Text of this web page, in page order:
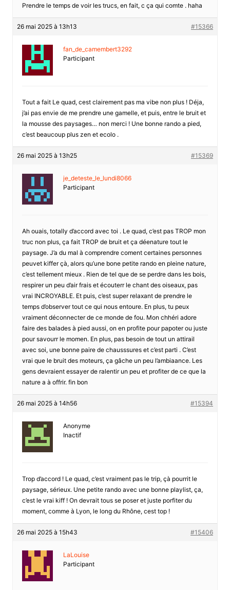
Prendre le temps de voir les trucs, en fait, c ça qui comte . haha
26 mai 2025 à 13h13 #15366
fan_de_camembert3292
Participant
Tout a fait Le quad, cest clairement pas ma vibe non plus ! Déja,
j’ai pas envie de me prendre une gamelle, et puis, entre le bruit et
la mousse des paysages… non merci ! Une bonne rando a pied,
c’est beaucoup plus zen et ecolo .
26 mai 2025 à 13h25 #15369
je_deteste_le_lundi8066
Participant
Ah ouais, totally d’accord avec toi . Le quad, c’est pas TROP mon
truc non plus, ça fait TROP de bruit et ça déenature tout le
paysage. J’a du mal à comprendre coment certaines personnes
peuvet kiffer çà, alors qu’une bone petite rando en pleine nature,
c’est tellement mieux . Rien de tel que de se perdre dans les bois,
respirer un peu d’air frais et écouterr le chant des oiseaux, pas
vrai INCROYABLE. Et puis, c’est super relaxant de prendre le
temps d’observer tout ce qui nous entoure. En plus, tu peux
vraiment déconnecter de ce monde de fou. Mon chhéri adore
faire des balades à pied aussi, on en profite pour papoter ou juste
pour savourr le momen. En plus, pas besoin de tout un attirail
avec soi, une bonne paire de chausssures et c’est parti . C’est
vrai que le bruit des moteurs, ça gâche un peu l’ambiaance. Les
gens devraient essayer de ralentir un peu et profiter de ce que la
nature a à offrir. fin bon
26 mai 2025 à 14h56 #15394
Anonyme
Inactif
Trop d’accord ! Le quad, c’est vraiment pas le trip, çà pourrit le
paysage, sérieux. Une petite rando avec une bonne playlist, ça,
c’est le vrai kiff ! On devrait tous se poser et juste porfiter du
moment, comme à Lyon, le long du Rhône, cest top !
26 mai 2025 à 15h43 #15406
LaLouise
Participant